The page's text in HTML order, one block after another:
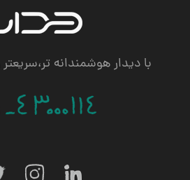
با دیدار هوشمندانه